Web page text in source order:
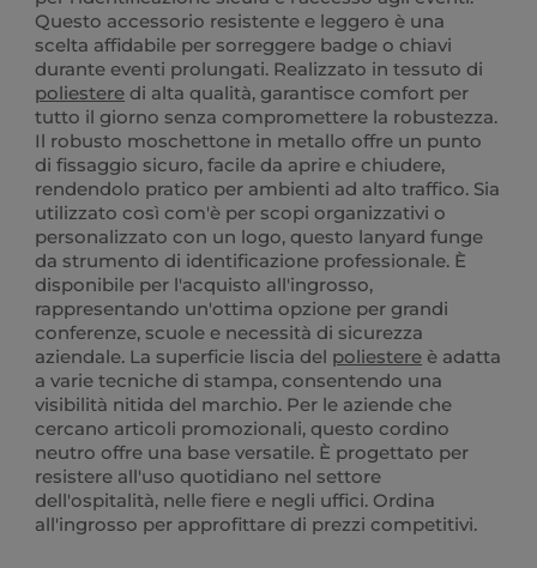
Questo accessorio resistente e leggero è una
scelta affidabile per sorreggere badge o chiavi
durante eventi prolungati. Realizzato in tessuto di
poliestere di alta qualità, garantisce comfort per
tutto il giorno senza compromettere la robustezza.
Il robusto moschettone in metallo offre un punto
di fissaggio sicuro, facile da aprire e chiudere,
rendendolo pratico per ambienti ad alto traffico. Sia
utilizzato così com'è per scopi organizzativi o
personalizzato con un logo, questo lanyard funge
da strumento di identificazione professionale. È
disponibile per l'acquisto all'ingrosso,
rappresentando un'ottima opzione per grandi
conferenze, scuole e necessità di sicurezza
aziendale. La superficie liscia del poliestere è adatta
a varie tecniche di stampa, consentendo una
visibilità nitida del marchio. Per le aziende che
cercano articoli promozionali, questo cordino
neutro offre una base versatile. È progettato per
resistere all'uso quotidiano nel settore
dell'ospitalità, nelle fiere e negli uffici. Ordina
all'ingrosso per approfittare di prezzi competitivi.